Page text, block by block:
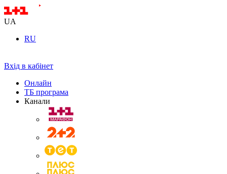
UA
RU
Вхід в кабінет
Онлайн
ТБ програма
Канали